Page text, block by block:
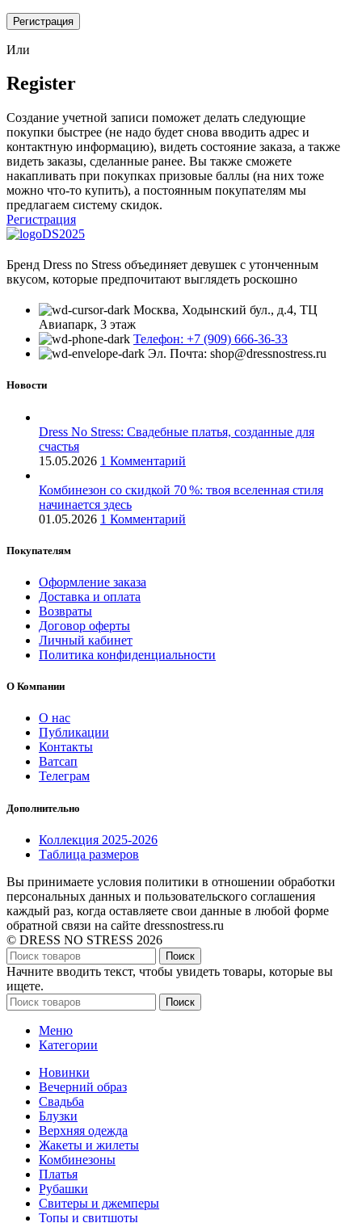
Регистрация
Или
Register
Создание учетной записи поможет делать следующие
покупки быстрее (не надо будет снова вводить адрес и
контактную информацию), видеть состояние заказа, а также
видеть заказы, сделанные ранее. Вы также сможете
накапливать при покупках призовые баллы (на них тоже
можно что-то купить), а постоянным покупателям мы
предлагаем систему скидок.
Регистрация
Бренд Dress no Stress объединяет девушек с утонченным
вкусом, которые предпочитают выглядеть роскошно
Москва, Ходынский бул., д.4, ТЦ
Авиапарк, 3 этаж
Телефон: +7 (909) 666-36-33
Эл. Почта: shop@dressnostress.ru
Новости
Dress No Stress: Свадебные платья, созданные для
счастья
15.05.2026 1 Комментарий
Комбинезон со скидкой 70 %: твоя вселенная стиля
начинается здесь
01.05.2026 1 Комментарий
Покупателям
Оформление заказа
Доставка и оплата
Возвраты
Договор оферты
Личный кабинет
Политика конфиденциальности
О Компании
О нас
Публикации
Контакты
Ватсап
Телеграм
Дополнительно
Коллекция 2025-2026
Таблица размеров
Вы принимаете условия политики в отношении обработки
персональных данных и пользовательского соглашения
каждый раз, когда оставляете свои данные в любой форме
обратной связи на сайте dressnostress.ru
© DRESS NO STRESS 2026
Поиск
Начните вводить текст, чтобы увидеть товары, которые вы
ищете.
Поиск
Меню
Категории
Новинки
Вечерний образ
Свадьба
Блузки
Верхняя одежда
Жакеты и жилеты
Комбинезоны
Платья
Рубашки
Свитеры и джемперы
Топы и свитшоты